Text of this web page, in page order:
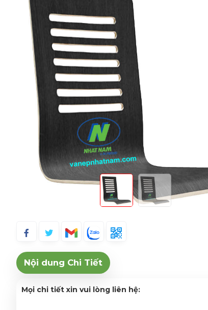
Nội dung Chi Tiết
Mọi chi tiết xin vui lòng liên hệ: